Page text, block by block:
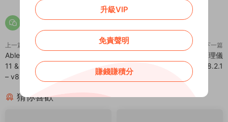
上一篇
Able pro – Bootstrap 4 Angular
11 & React Redux 後台管理模闆
– v8.0.5
下一篇
Vuexy – Vuejs/Laravel後台管理儀
表闆HTML模闆 – v8.2.1
猜你喜歡
升級VIP
免責聲明
賺錢賺積分